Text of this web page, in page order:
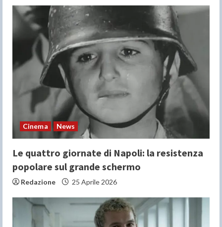
Cinema News
Le quattro giornate di Napoli: la resistenza
popolare sul grande schermo
Redazione 25 Aprile 2026